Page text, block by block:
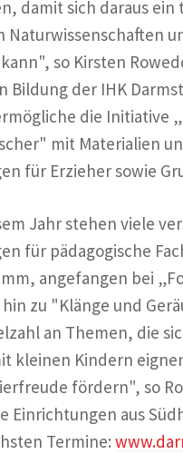
damit sich daraus ein
Naturwissenschaften
so Kirsten
Bildung der IHK
die Initiative
mit Materialien
für Erzieher sowie
Jahr stehen viele
für pädagogische
angefangen bei
zu "Klänge und
an Themen, die
kleinen Kindern
fördern", so
Einrichtungen aus
Termine: